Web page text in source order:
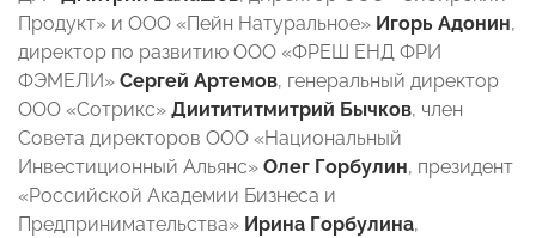
Продукт» и ООО «Пейн Натуральное» Игорь Адонин,
директор по развитию ООО «ФРЕШ ЕНД ФРИ
ФЭМЕЛИ» Сергей Артемов, генеральный директор
ООО «Сотрикс» Диитититмитрий Бычков, член
Совета директоров ООО «Национальный
Инвестиционный Альянс» Олег Горбулин, президент
«Российской Академии Бизнеса и
Предпринимательства» Ирина Горбулина,